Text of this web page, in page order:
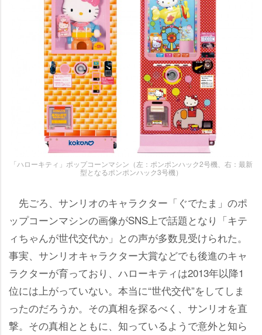
「ハローキティ」ポップコーンマシン（左：ポンポンハック2号機、右：最新
型となるポンポンハック3号機）
先ごろ、サンリオのキャラクター「ぐでたま」のポ
ップコーンマシンの画像がSNS上で話題となり「キテ
ィちゃんが世代交代か」との声が多数見受けられた。
事実、サンリオキャラクター大賞などでも後進のキャ
ラクターが育っており、ハローキティは2013年以降1
位には上がっていない。本当に“世代交代”をしてしま
ったのだろうか。その真相を探るべく、サンリオを直
撃。その真相とともに、知っているようで意外と知ら